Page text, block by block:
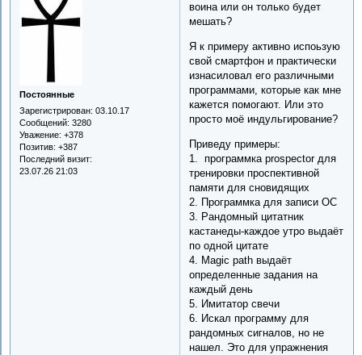
Постоянные
Зарегистрирован: 03.10.17
Сообщений: 3280
Уважение: +378
Позитив: +387
Последний визит:
23.07.26 21:03
воина или он только будет
мешать?
Я к примеру активно испоьзую
свой смартфон и практически
изнасиловал его различными
программами, которые как мне
кажется помогают. Или это
просто моё индульгирование?
Приведу примеры:
1. программка prospector для
тренировки проспективной
памяти для сновидящих
2. Программка для записи ОС
3. Рандомный цитатник
кастанеды-каждое утро выдаёт
по одной цитате
4. Magic path выдаёт
определенные задания на
каждый день
5. Имитатор свечи
6. Искал программу для
рандомных сигналов, но не
нашел. Это для упражнения